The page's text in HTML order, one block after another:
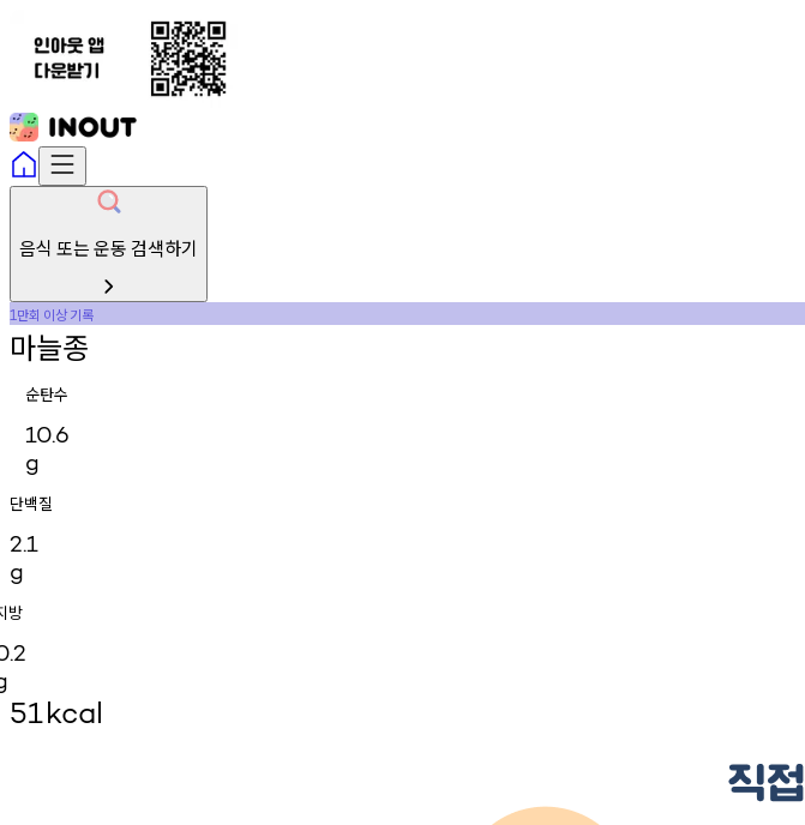
음식 또는 운동 검색하기
1만회 이상기록
마늘종
순탄수
10.6
g
단백질
2.1
g
방
51kcal